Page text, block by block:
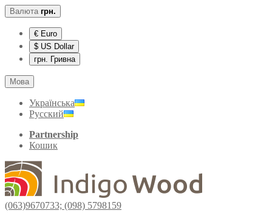
Валюта грн.
€ Euro
$ US Dollar
грн. Гривна
Мова
Українська
Русский
Partnership
Кошик
(063)9670733; (098) 5798159